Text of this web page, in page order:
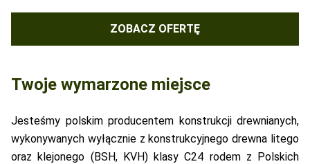
ZOBACZ OFERTĘ
Twoje wymarzone miejsce
Jesteśmy polskim producentem konstrukcji drewnianych,
wykonywanych wyłącznie z konstrukcyjnego drewna litego
oraz klejonego (BSH, KVH) klasy C24 rodem z Polskich